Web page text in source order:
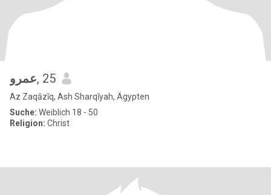
عمرو, 25
Az Zaqāzīq, Ash Sharqīyah, Ägypten
Suche: Weiblich 18 - 50
Religion: Christ